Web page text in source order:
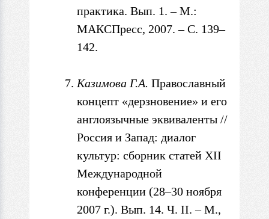
практика. Вып. 1.– М.:
МАКСПресс, 2007. – С. 139–
142.
Казимова Г.А. Православный
концепт «дерзновение» и его
англоязычные эквиваленты //
Россия и Запад: диалог
культур: сборник статей XII
Международной
конференции (28–30 ноября
2007 г.). Вып. 14. Ч. II. – М.,